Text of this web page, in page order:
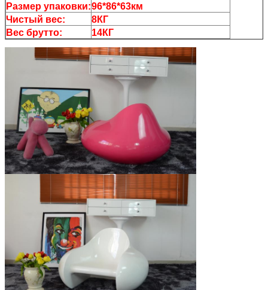
Размер упаковки:96*86*63км
Чистый вес:
8КГ
Вес брутто:
14КГ